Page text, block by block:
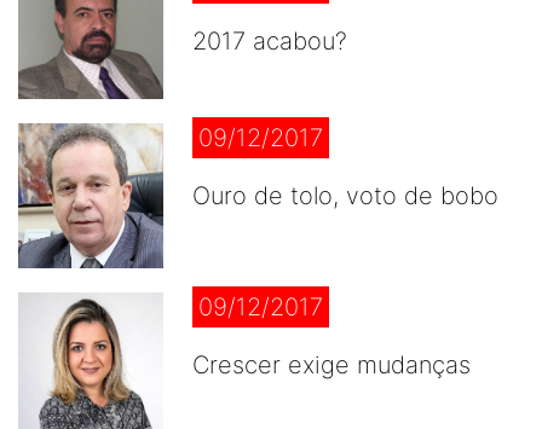
2017 acabou?
09/12/2017
Ouro de tolo, voto de bobo
09/12/2017
Crescer exige mudanças